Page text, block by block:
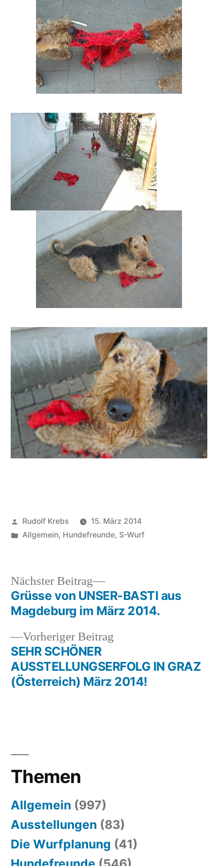
Veröffentlicht
von
Rudolf Krebs
15. März 2014
Veröffentlicht
Allgemein, Hundefreunde, S-Wurf
Beitragsnavigation
Vorheriger Beitrag
SEHR SCHÖNER
AUSSTELLUNGSERFOLG IN GRAZ
(Österreich) März 2014!
Nächster Beitrag
Nächster
Beitrag:
Grüsse von UNSER-BASTI aus
Magdeburg im März 2014.
Themen
Allgemein (997)
Ausstellungen (83)
Die Wurfplanung (41)